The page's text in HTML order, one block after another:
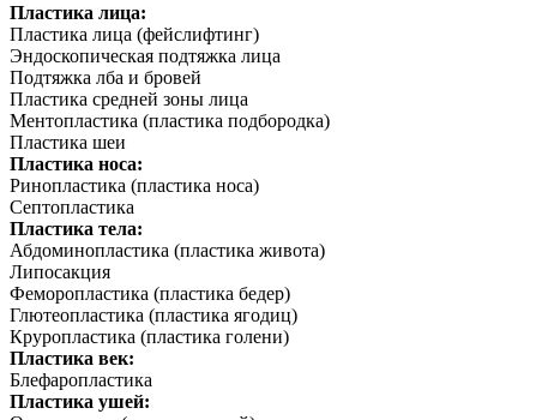
Пластика лица:
Пластика лица (фейслифтинг)
Эндоскопическая подтяжка лица
Подтяжка лба и бровей
Пластика средней зоны лица
Ментопластика (пластика подбородка)
Пластика шеи
Пластика носа:
Ринопластика (пластика носа)
Септопластика
Пластика тела:
Абдоминопластика (пластика живота)
Липосакция
Феморопластика (пластика бедер)
Глютеопластика (пластика ягодиц)
Круропластика (пластика голени)
Пластика век:
Блефаропластика
Пластика ушей: